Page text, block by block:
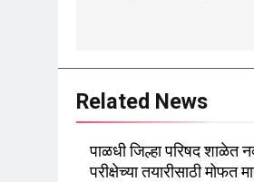
Related News
पाळधी जिल्हा परिषद शाळेत
परीक्षेच्या तयारीसाठी मोफत